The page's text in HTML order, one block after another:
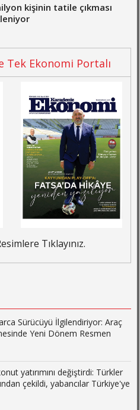
kişinin tatile çıkması
Tek Ekonomi Portalı
Tıklayınız.
Sürücüyü İlgilendiriyor: Araç
Yeni Dönem Resmen
yatırımını değiştirdi: Türkler
çekildi, yabancılar Türkiye'ye